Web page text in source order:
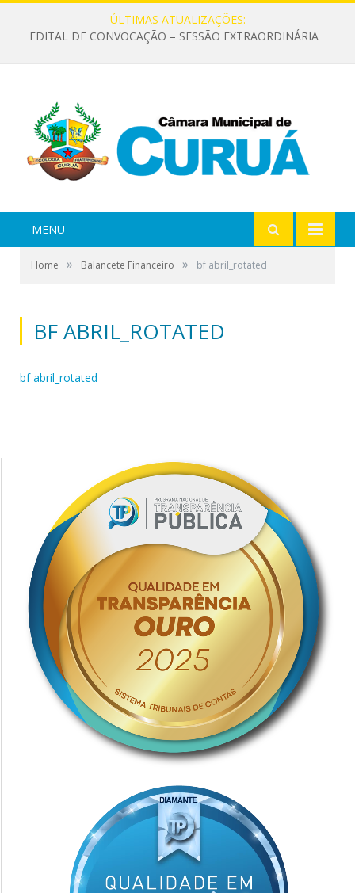
ÚLTIMAS ATUALIZAÇÕES:
EDITAL DE CONVOCAÇÃO – SESSÃO EXTRAORDINÁRIA
MENU
Home » Balancete Financeiro » bf abril_rotated
BF ABRIL_ROTATED
bf abril_rotated